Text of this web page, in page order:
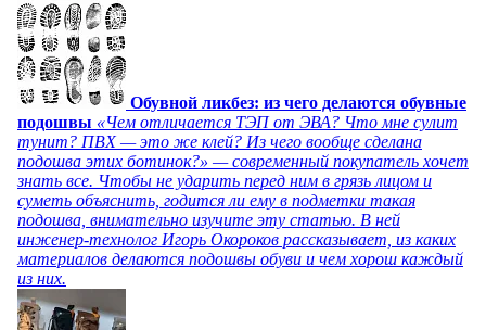
Обувной ликбез: из чего делаются обувные
подошвы «Чем отличается ТЭП от ЭВА? Что мне сулит
тунит? ПВХ — это же клей? Из чего вообще сделана
подошва этих ботинок?» — современный покупатель хочет
знать все. Чтобы не ударить перед ним в грязь лицом и
суметь объяснить, годится ли ему в подметки такая
подошва, внимательно изучите эту статью. В ней
инженер-технолог Игорь Окороков рассказывает, из каких
материалов делаются подошвы обуви и чем хорош каждый
из них.